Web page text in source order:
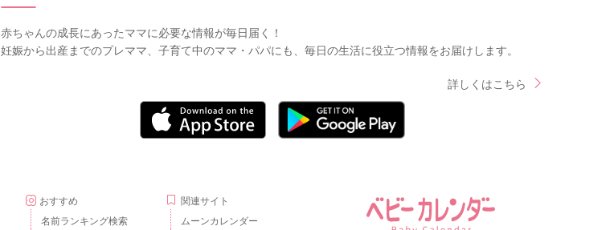
赤ちゃんの成長にあったママに必要な情報が毎日届く！
妊娠から出産までのプレママ、子育て中のママ・パパにも、毎日の生活に役立つ情報をお届けします。
詳しくはこちら
おすすめ
名前ランキング検索
関連サイト
ムーンカレンダー